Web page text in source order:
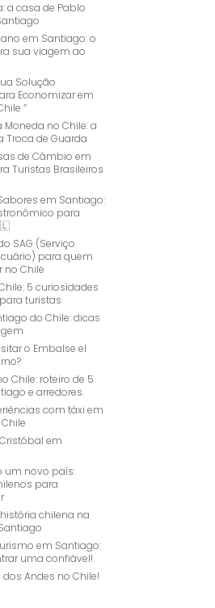
a casa de Pablo
em Santiago: o
sua viagem ao
Solução
Economizar em
“
Moneda no Chile: a
Troca de Guarda
de Câmbio em
Turistas Brasileiros
em Santiago:
para
SAG (Serviço
para quem
no Chile
5 curiosidades
turistas
do Chile: dicas
o Embalse el
Chile: roteiro de 5
e arredores.
com táxi em
em
um novo país:
para
chilena na
em Santiago:
uma confiável!
dos Andes no Chile!